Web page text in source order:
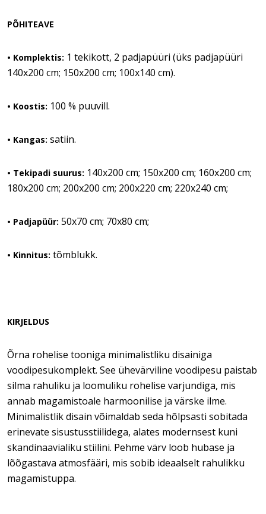
PÕHITEAVE
• Komplektis: 1 tekikott, 2 padjapüüri (üks padjapüüri
140x200 cm; 150x200 cm; 100x140 cm).
• Koostis: 100 % puuvill.
• Kangas: satiin.
• Tekipadi suurus: 140x200 cm; 150x200 cm; 160x200 cm;
180x200 cm; 200x200 cm; 200x220 cm; 220x240 cm;
• Padjapüür: 50x70 cm; 70x80 cm;
• Kinnitus: tõmblukk.
KIRJELDUS
Õrna rohelise tooniga minimalistliku disainiga
voodipesukomplekt. See ühevärviline voodipesu paistab
silma rahuliku ja loomuliku rohelise varjundiga, mis
annab magamistoale harmoonilise ja värske ilme.
Minimalistlik disain võimaldab seda hõlpsasti sobitada
erinevate sisustusstiilidega, alates modernsest kuni
skandinaavialiku stiilini. Pehme värv loob hubase ja
lõõgastava atmosfääri, mis sobib ideaalselt rahulikku
magamistuppa.